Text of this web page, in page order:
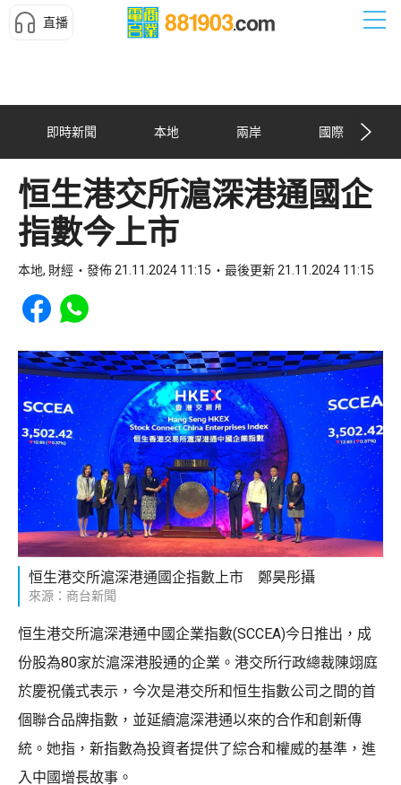
直播
即時新聞 本地 兩岸 國際
恒生港交所滬深港通國企
指數今上市
本地, 財經 發佈 21.11.2024 11:15 最後更新 21.11.2024 11:15
Share to Facebook
Share to WhatsApp
恒生港交所滬深港通國企指數上市 鄭昊彤攝
來源：商台新聞
恒生港交所滬深港通中國企業指數(SCCEA)今日推出，成
份股為80家於滬深港股通的企業。港交所行政總裁陳翊庭
於慶祝儀式表示，今次是港交所和恒生指數公司之間的首
個聯合品牌指數，並延續滬深港通以來的合作和創新傳
統。她指，新指數為投資者提供了綜合和權威的基準，進
入中國增長故事。